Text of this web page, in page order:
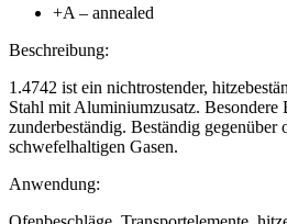
+A – annealed
Beschreibung:
1.4742 ist ein nichtrostender,
Stahl mit Aluminiumzusatz. Besondere
zunderbeständig. Beständig gegenüber
schwefelhaltigen Gasen.
Anwendung: